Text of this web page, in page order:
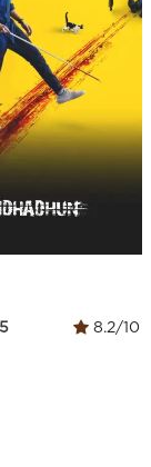
8.2/10